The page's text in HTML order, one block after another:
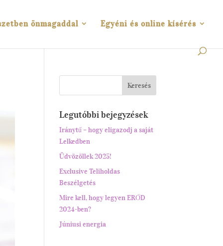
önmagaddal Egyéni és online kísérés
Legutóbbi bejegyzések
Iránytű – hogy eligazodj a saját
Lelkedben
Üdvözöllek 2025!
Exclusive Teliholdas
Beszélgetés
Mire kell, hogy legyen ERŐD
2024-ben?
Júniusi energia